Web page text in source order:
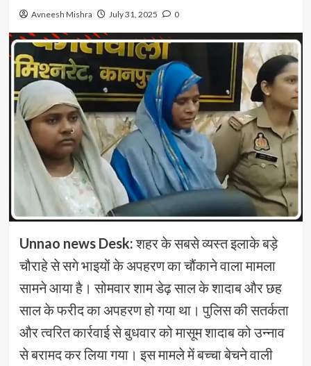
Avneesh Mishra July 31, 2025 0
Unnao news Desk:शहर के सबसे व्यस्त इलाके बड़े
चौराहे से सगे भाइयों के अपहरण का चौंकाने वाला मामला
सामने आया है। सोमवार शाम डेढ़ साल के शादाब और छह
साल के फरीद का अपहरण हो गया था। पुलिस की सतर्कता
और त्वरित कार्रवाई से बुधवार को मासूम शादाब को उन्नाव
से बरामद कर लिया गया। इस मामले में बच्चा बेचने वाली